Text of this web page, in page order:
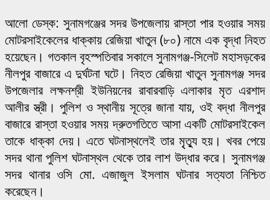
আলো ডেস্ক: সুনামগঞ্জের সদর উপজেলায় রাস্তা পার হওয়ার সময়
মোটরসাইকেলের ধাক্কায় রেজিয়া খাতুন (৮০) নামে এক বৃদ্ধা নিহত
হয়েছেন। গতকাল বৃহস্পতিবার সকালে সুনামগঞ্জ-সিলেট মহাসড়কের
নীলপুর বাজারে এ দুর্ঘটনা ঘটে। নিহত রেজিয়া খাতুন সুনামগঞ্জ সদর
উপজেলার লক্ষনশ্রী ইউনিয়নের রাবারবাড়ি এলাকার মৃত এরশাদ
আলীর স্ত্রী। পুলিশ ও স্থানীয় সূত্রে জানা যায়, ওই বদ্ধা নীলপুর
বাজারে রাস্তা হওয়ার সময় দ্রুতগতিতে আসা একটি মোটরসাইকেল
তাকে ধাক্কা দেয়। এতে ঘটনাস্থলেই তার মৃৃত্যু হয়। খবর পেয়ে
সদর থানা পুলিশ ঘটনাস্থল থেকে তার লাশ উদ্ধার করে। সুনামগঞ্জ
সদর থানার ওসি মো. এজাজুল ইসলাম ঘটনার সত্যতা নিশ্চিত
করেছেন।